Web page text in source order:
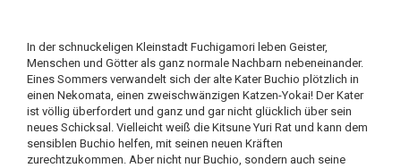
In der schnuckeligen Kleinstadt Fuchigamori leben Geister,
Menschen und Götter als ganz normale Nachbarn nebeneinander.
Eines Sommers verwandelt sich der alte Kater Buchio plötzlich in
einen Nekomata, einen zweischwänzigen Katzen-Yokai! Der Kater
ist völlig überfordert und ganz und gar nicht glücklich über sein
neues Schicksal. Vielleicht weiß die Kitsune Yuri Rat und kann dem
sensiblen Buchio helfen, mit seinen neuen Kräften
zurechtzukommen. Aber nicht nur Buchio, sondern auch seine